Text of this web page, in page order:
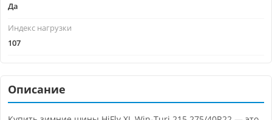
Да
Индекс нагрузки
107
Описание